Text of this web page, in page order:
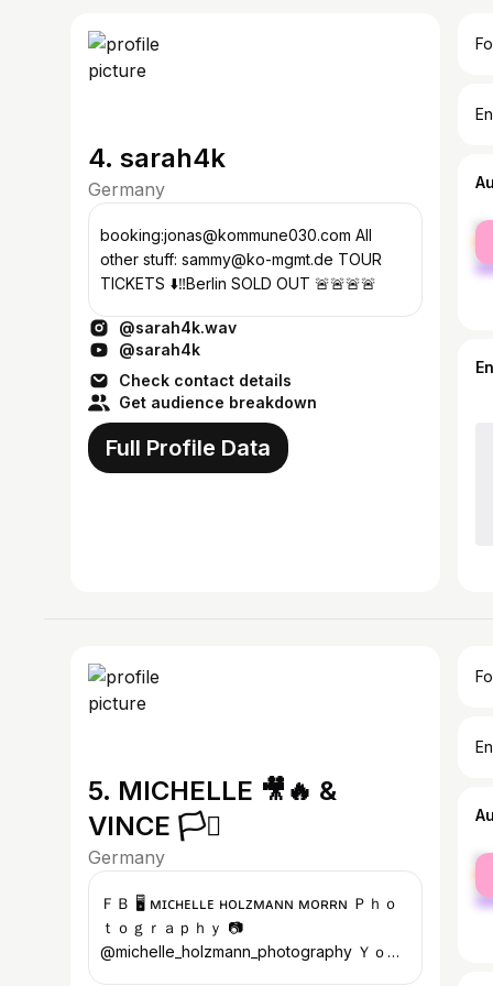
4. sarah4k
Germany
booking:jonas@kommune030.com All
other stuff: sammy@ko-mgmt.de TOUR
TICKETS ⬇️‼️Berlin SOLD OUT 🚨🚨🚨🚨
@sarah4k.wav
@sarah4k
Check contact details
Get audience breakdown
Full Profile Data
5. MICHELLE 🎥🔥 &
VINCE 🏳️‍⚧️
Germany
ＦＢ 🖥 ᴍɪᴄʜᴇʟʟᴇ ʜᴏʟᴢᴍᴀɴɴ ᴍᴏʀʀɴ Ｐｈｏ
ｔｏｇｒａｐｈｙ 📷
@michelle_holzmann_photography Ｙｏｕ